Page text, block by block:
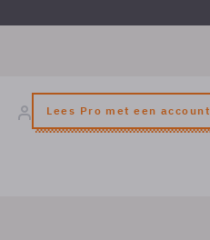
Lees Pro met een account